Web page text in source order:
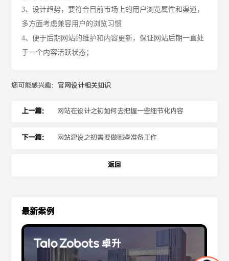
3、设计趋势，要符合目前市场上的用户浏览属性和渠道，
多方面考虑兼容用户的浏览习惯
4、便于后期网站的维护和内容更新，保证网站后期一直处
于一个内容活跃状态；
您可能感兴趣： 官网设计相关知识
上一篇： 网站在设计之初如何去把握一些细节化内容
下一篇： 网站建设之初需要做哪些准备工作
返回
最新案例